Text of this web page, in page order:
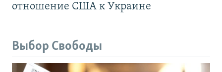
отношение США к Украине
Выбор Свободы